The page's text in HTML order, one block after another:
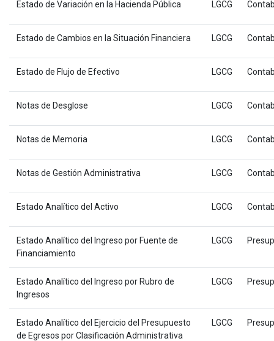
Estado de Variación en la Hacienda Pública LGCG
Estado de Cambios en la Situación Financiera LGCG
Estado de Flujo de Efectivo LGCG
Notas de Desglose LGCG
Notas de Memoria LGCG
Notas de Gestión Administrativa LGCG
Estado Analítico del Activo LGCG
Estado Analítico del Ingreso por Fuente de
Financiamiento
LGCG
Estado Analítico del Ingreso por Rubro de
Ingresos
LGCG
Estado Analítico del Ejercicio del Presupuesto
de Egresos por Clasificación Administrativa
LGCG